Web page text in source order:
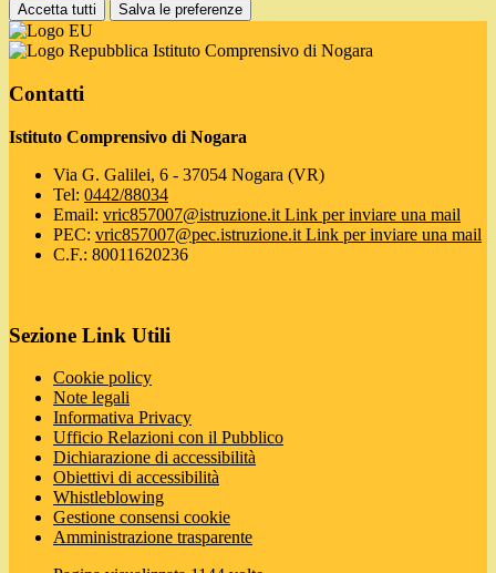
Accetta tutti Salva le preferenze
Istituto Comprensivo di Nogara
Contatti
Istituto Comprensivo di Nogara
Via G. Galilei, 6 - 37054 Nogara (VR)
Tel: 0442/88034
Email: vric857007@istruzione.it Link per inviare una mail
PEC: vric857007@pec.istruzione.it Link per inviare una mail
C.F.: 80011620236
Sezione Link Utili
Cookie policy
Note legali
Informativa Privacy
Ufficio Relazioni con il Pubblico
Dichiarazione di accessibilità
Obiettivi di accessibilità
Whistleblowing
Gestione consensi cookie
Amministrazione trasparente